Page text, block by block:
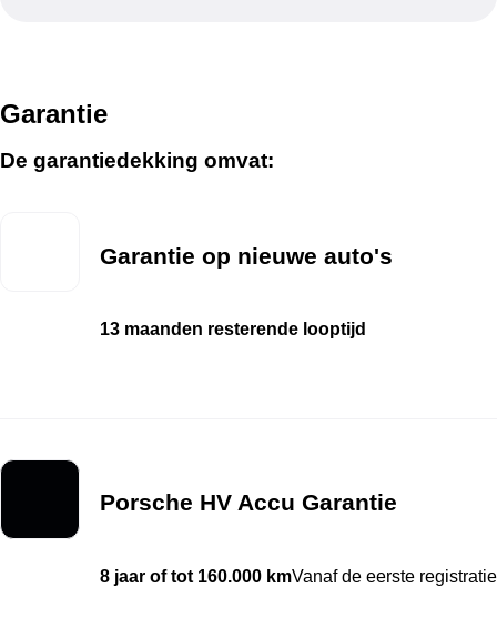
Garantie
De garantiedekking omvat:
Garantie op nieuwe auto's
13 maanden resterende looptijd
Porsche HV Accu Garantie
8 jaar of tot 160.000 kmVanaf de eerste registratie